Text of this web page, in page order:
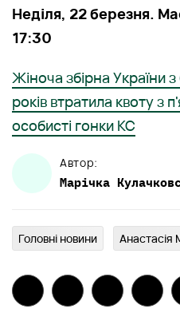
Неділя, 22 березня.
17:30
Жіноча збірна України
років втратила квоту з
особисті гонки КС
Автор:
Марічка
Головні новини